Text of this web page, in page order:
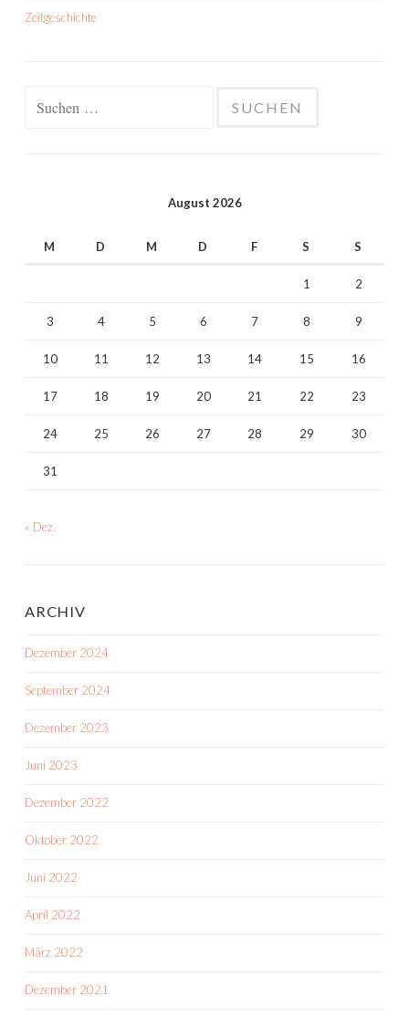
Zeitgeschichte
August 2026
M D M D F S S
1 2
3 4 5 6 7 8 9
10 11 12 13 14 15 16
17 18 19 20 21 22 23
24 25 26 27 28 29 30
31
« Dez.
ARCHIV
Dezember 2024
September 2024
Dezember 2023
Juni 2023
Dezember 2022
Oktober 2022
Juni 2022
April 2022
März 2022
Dezember 2021